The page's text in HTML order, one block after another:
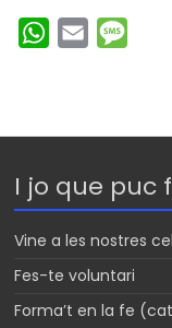
W
A
p
p
g
e
I jo que puc
Vine a les nostres
Fes-te voluntari
Forma’t en la fe